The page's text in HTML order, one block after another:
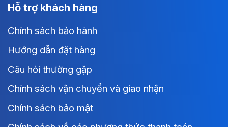
Hỗ trợ khách hàng
Chính sách bảo hành
Hướng dẫn đặt hàng
Câu hỏi thường gặp
Chính sách vận chuyển và giao nhận
Chính sách bảo mật